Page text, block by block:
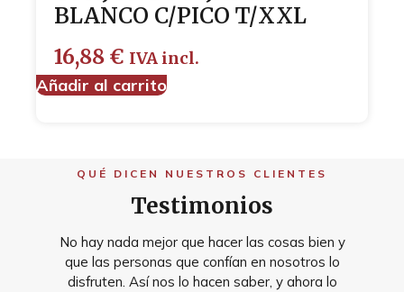
BLANCO C/PICO T/XXL
16,88 € IVA incl.
Añadir al carrito
QUÉ DICEN NUESTROS CLIENTES
Testimonios
No hay nada mejor que hacer las cosas bien y
que las personas que confían en nosotros lo
disfruten. Así nos lo hacen saber, y ahora lo